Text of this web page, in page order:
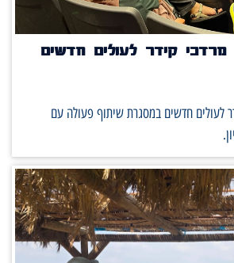
קידר לעולים חדשים
לעולים חדשים במסגרת שיתוף פעולה עם